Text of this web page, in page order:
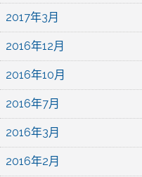
2017年3月
2016年12月
2016年10月
2016年7月
2016年3月
2016年2月